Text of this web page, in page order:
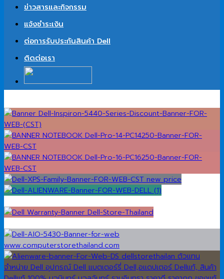
ข่าวสารและกิจกรรม
แจ้งชำระเงิน
ต่อการรับประกันสินค้า Dell
ติดต่อเรา